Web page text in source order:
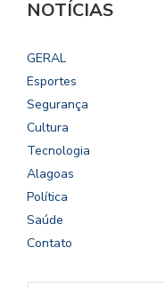
NOTÍCIAS
GERAL
Esportes
Segurança
Cultura
Tecnologia
Alagoas
Política
Saúde
Contato